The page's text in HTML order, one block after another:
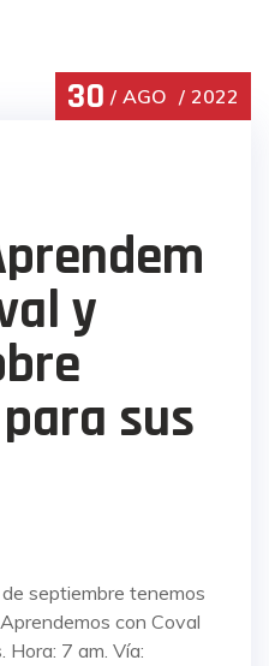
30 AGO 2022
y
sus
septiembre tenemos
con Coval
7 am. Vía: